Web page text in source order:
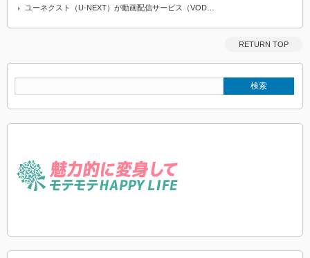
ユーネクスト（U-NEXT）が動画配信サービス（VOD…
RETURN TOP